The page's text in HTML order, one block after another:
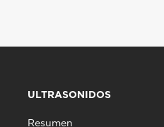
ULTRASONIDOS
Resumen